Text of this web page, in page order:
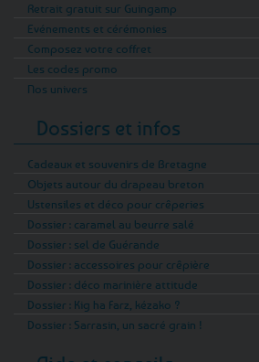
Retrait gratuit sur Guingamp
Evénements et cérémonies
Composez votre coffret
Les codes promo
Nos univers
Dossiers et infos
Cadeaux et souvenirs de Bretagne
Objets autour du drapeau breton
Ustensiles et déco pour crêperies
Dossier : caramel au beurre salé
Dossier : sel de Guérande
Dossier : accessoires pour crêpière
Dossier : déco marinière attitude
Dossier : Kig ha Farz, kézako ?
Dossier : Sarrasin, un sacré grain !